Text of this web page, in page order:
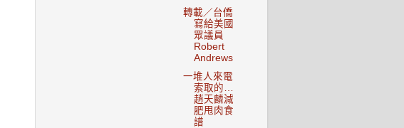
轉載／台僑
寫給美國
眾議員
Robert
Andrews
一堆人來電
索取的…
趙天麟減
肥甩肉食
譜